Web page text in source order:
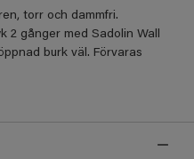
torr och dammfri.
2 gånger med Sadolin Wall
burk väl. Förvaras